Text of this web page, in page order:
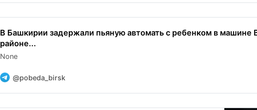
В Башкирии задержали пьяную автомать с ребенком в машине
районе...
None
@pobeda_birsk